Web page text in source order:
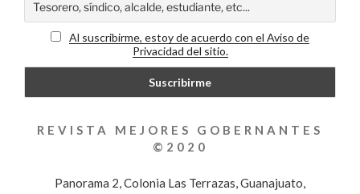
Al suscribirme, estoy de acuerdo con el Aviso de
Privacidad del sitio.
REVISTA MEJORES GOBERNANTES
©2020
Panorama 2, Colonia Las Terrazas, Guanajuato,